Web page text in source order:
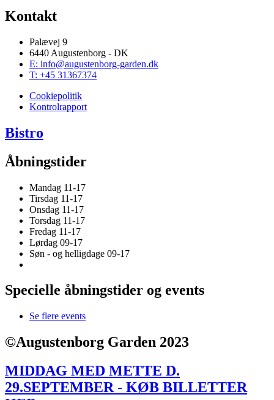
Kontakt
Palævej 9
6440 Augustenborg - DK
E: info@augustenborg-garden.dk
T: +45 31367374
Cookiepolitik
Kontrolrapport
Bistro
Åbningstider
Mandag 11-17
Tirsdag 11-17
Onsdag 11-17
Torsdag 11-17
Fredag 11-17
Lørdag 09-17
Søn - og helligdage 09-17
Specielle åbningstider og events
Se flere events
©Augustenborg Garden 2023
MIDDAG MED METTE D.
29.SEPTEMBER - KØB BILLETTER